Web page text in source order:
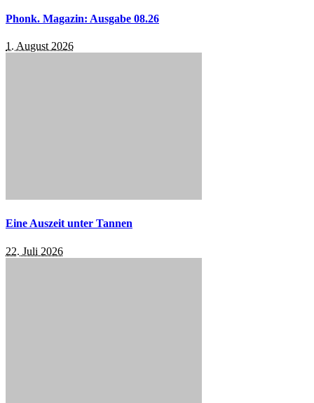
Phonk. Magazin: Ausgabe 08.26
1. August 2026
Eine Auszeit unter Tannen
22. Juli 2026